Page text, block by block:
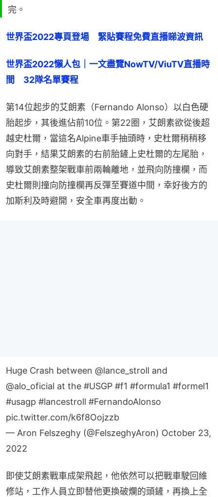
完。
世界盃2022專頁登場　緊貼賽程免費直播睇波資訊
世界盃2022懶人包｜一文盡覽NowTV/ViuTV直播時
間　32隊名單賽程
第14位起步的艾朗素（Fernando Alonso）以白色硬
胎起步，其後進佔前10位。第22圈，艾朗素欲從後超
越史杜爾，當這名Alpine車手抽頭時，史杜爾稍稍移
向對手，結果艾朗素的右前胎鏟上史杜爾的左尾胎，
導致艾朗素整架戰車前兩輪離地，並飛向防撞欄，而
史杜爾則撞向防撞欄再反彈至賽道中間，幸好後方的
加斯利及時避開，安全車再度出動。
Huge Crash between @lance_stroll and
@alo_oficial at the #USGP #f1 #formula1 #formel1
#usagp #lancestroll #FernandoAlonso
pic.twitter.com/k6f8Oojzzb
— Aron Felszeghy (@FelszeghyAron) October 23,
2022
即使艾朗素戰車成架飛起，他依然可以把戰車駛回維
修站，工作人員立即替他更換破爛的頭鏟，再換上全